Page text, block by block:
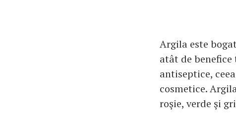
Argila este
atât de
antiseptice,
cosmetice.
roşie, verde şi